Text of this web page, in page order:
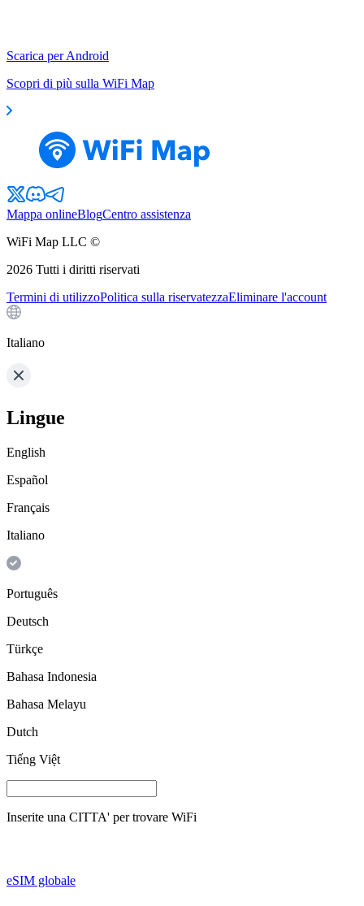
Scarica per Android
Scopri di più sulla WiFi Map
Mappa onlineBlogCentro assistenza
WiFi Map LLC ©
2026 Tutti i diritti riservati
Termini di utilizzoPolitica sulla riservatezzaEliminare l'account
Italiano
Lingue
English
Español
Français
Italiano
Português
Deutsch
Türkçe
Bahasa Indonesia
Bahasa Melayu
Dutch
Tiếng Việt
Inserite una CITTA' per trovare WiFi
eSIM globale